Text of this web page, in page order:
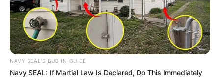
NAVY SEAL'S BUG IN GUIDE
Navy SEAL: If Martial Law Is Declared, Do This Immediately